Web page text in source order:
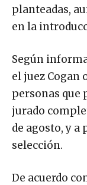
planteadas,
en la
Según
el juez Cogan
personas que
jurado
de agosto, y
selección.
De acuerdo